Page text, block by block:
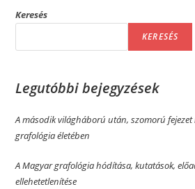
Keresés
KERESÉS
Legutóbbi bejegyzések
A második világháború után, szomorú
grafológia életében
A Magyar grafológia hódítása, kutatások,
ellehetetlenítése